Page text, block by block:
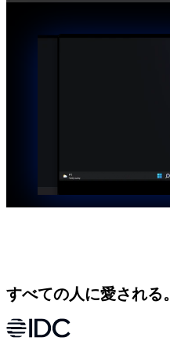
すべての人に愛される。